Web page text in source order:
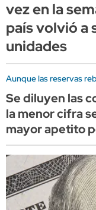
vez en la
país volvió a
unidades
Aunque las reservas
Se diluyen las
la menor cifra
mayor apetito